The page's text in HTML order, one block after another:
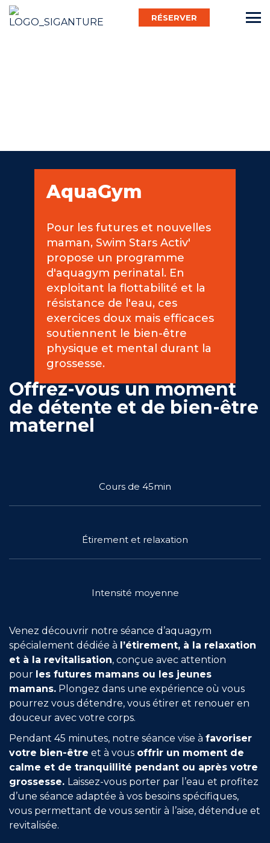
RÉSERVER
Activ’
Engagements
Rejoindre le réseau
Shop
AquaGym
Pour les futures et nouvelles
maman, Swim Stars Activ'
propose un programme
d'aquagym perinatal. En
exploitant la flottabilité et la
résistance de l'eau, ces
exercices doux mais efficaces
soutiennent le bien-être
physique et mental durant la
grossesse.
Offrez-vous un moment
de détente et de bien-être
maternel
Cours de 45min
Étirement et relaxation
Intensité moyenne
Venez découvrir notre séance d’aquagym
spécialement dédiée à l’étirement, à la relaxation
et à la revitalisation, conçue avec attention
pour les futures mamans ou les jeunes
mamans. Plongez dans une expérience où vous
pourrez vous détendre, vous étirer et renouer en
douceur avec votre corps.
Pendant 45 minutes, notre séance vise à favoriser
votre bien-être et à vous offrir un moment de
calme et de tranquillité pendant ou après votre
grossesse. Laissez-vous porter par l’eau et profitez
d’une séance adaptée à vos besoins spécifiques,
vous permettant de vous sentir à l’aise, détendue et
revitalisée.